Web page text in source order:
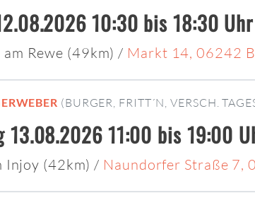
10:30 bis 18:30 Uhr
am Rewe (49km)/ Markt 14, 06242
(BURGER, FRITT´N, VERSCH.
13.08.2026 11:00 bis 19:00
Injoy (42km)/ Naundorfer Straße 7,